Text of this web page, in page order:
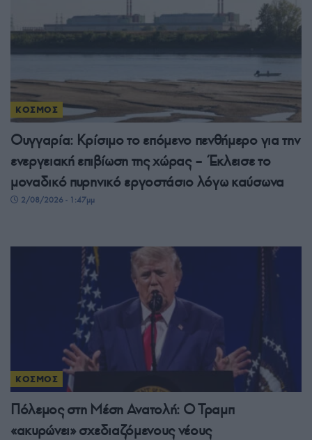
ΚΟΣΜΟΣ
Ουγγαρία: Κρίσιμο το επόμενο πενθήμερο για την
ενεργειακή επιβίωση της χώρας – Έκλεισε το
μοναδικό πυρηνικό εργοστάσιο λόγω καύσωνα
2/08/2026 - 1:47μμ
ΚΟΣΜΟΣ
Πόλεμος στη Μέση Ανατολή: Ο Τραμπ
«ακυρώνει» σχεδιαζόμενους νέους